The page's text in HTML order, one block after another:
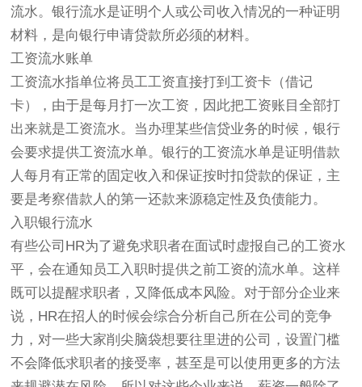
流水。银行流水是证明个人或公司收入情况的一种证明
材料，是向银行申请贷款所必须的材料。
工资流水账单
工资流水指单位将员工工资直接打到工资卡（借记
卡），由于是每月打一次工资，因此把工资账目全部打
出来就是工资流水。当办理某些信贷业务的时候，银行
会要求提供工资流水单。银行的工资流水单是证明借款
人每月有正常的固定收入和保证按时扣贷款的保证，主
要是考察借款人的第一还款来源稳定性及负债能力。
入职银行流水
有些公司HR为了避免求职者在面试时虚报自己的工资水
平，会在通知员工入职时提供之前工资的流水单。这样
既可以提醒求职者，又降低成本风险。对于部分企业来
说，HR在招人的时候会综合分析自己所在公司的竞争
力，对一些大家削尖脑袋想要往里进的公司，设置门槛
不会降低求职者的接受率，甚至是可以使用更多的方法